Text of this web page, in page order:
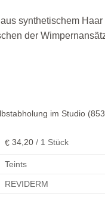
synthetischem
der
im Studio
€ 34,20 / 1 Stück
Teints
REVIDERM